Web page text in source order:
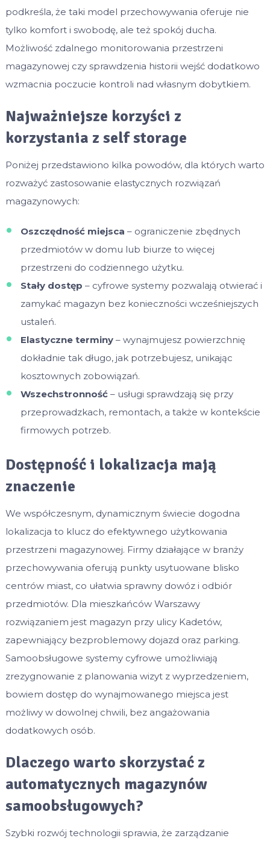
podkreśla, że taki model przechowywania oferuje nie
tylko komfort i swobodę, ale też spokój ducha.
Możliwość zdalnego monitorowania przestrzeni
magazynowej czy sprawdzenia historii wejść dodatkowo
wzmacnia poczucie kontroli nad własnym dobytkiem.
Najważniejsze korzyści z
korzystania z self storage
Poniżej przedstawiono kilka powodów, dla których warto
rozważyć zastosowanie elastycznych rozwiązań
magazynowych:
Oszczędność miejsca – ograniczenie zbędnych
przedmiotów w domu lub biurze to więcej
przestrzeni do codziennego użytku.
Stały dostęp – cyfrowe systemy pozwalają otwierać i
zamykać magazyn bez konieczności wcześniejszych
ustaleń.
Elastyczne terminy– wynajmujesz powierzchnię
dokładnie tak długo, jak potrzebujesz, unikając
kosztownych zobowiązań.
Wszechstronność– usługi sprawdzają się przy
przeprowadzkach, remontach, a także w kontekście
firmowych potrzeb.
Dostępność i lokalizacja mają
znaczenie
We współczesnym, dynamicznym świecie dogodna
lokalizacja to klucz do efektywnego użytkowania
przestrzeni magazynowej. Firmy działające w branży
przechowywania oferują punkty usytuowane blisko
centrów miast, co ułatwia sprawny dowóz i odbiór
przedmiotów. Dla mieszkańców Warszawy
rozwiązaniem jest magazyn przy ulicy Kadetów,
zapewniający bezproblemowy dojazd oraz parking.
Samoobsługowe systemy cyfrowe umożliwiają
zrezygnowanie z planowania wizyt z wyprzedzeniem,
bowiem dostęp do wynajmowanego miejsca jest
możliwy w dowolnej chwili, bez angażowania
dodatkowych osób.
Dlaczego warto skorzystać z
automatycznych magazynów
samoobsługowych?
Szybki rozwój technologii sprawia, że zarządzanie